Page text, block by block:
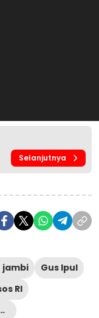
Selanjutnya
jambi
Gus Ipul
RI
miskin